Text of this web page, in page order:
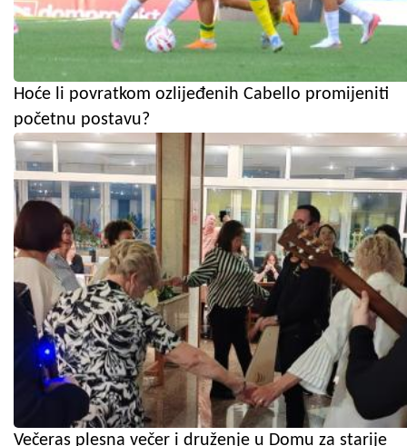
Hoće li povratkom ozlijeđenih Cabello promijeniti
početnu postavu?
Večeras plesna večer i druženje u Domu za starije